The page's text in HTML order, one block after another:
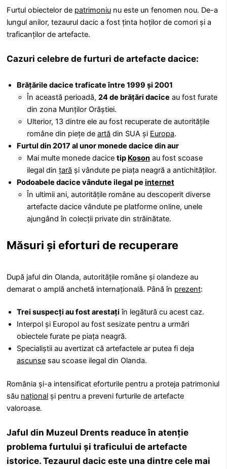
Furtul obiectelor de patrimoniu nu este un fenomen nou. De-a
lungul anilor, tezaurul dacic a fost ținta hoților de comori și a
traficanților de artefacte.
Cazuri celebre de furturi de artefacte dacice:
Brățările dacice traficate între 1999 și 2001
În această perioadă, 24 de brățări dacice au fost furate
din zona Munților Orăștiei.
Ulterior, 13 dintre ele au fost recuperate de autoritățile
române din piețe de artă din SUA și Europa.
Furtul din 2017 al unor monede dacice din aur
Mai multe monede dacice tip Koson au fost scoase
ilegal din țară și vândute pe piața neagră a antichităților.
Podoabele dacice vândute ilegal pe internet
În ultimii ani, autoritățile române au descoperit diverse
artefacte dacice vândute pe platforme online, unele
ajungând în colecții private din străinătate.
Măsuri și eforturi de recuperare
După jaful din Olanda, autoritățile române și olandeze au
demarat o amplă anchetă internațională. Până în prezent:
Trei suspecți au fost arestați în legătură cu acest caz.
Interpol și Europol au fost sesizate pentru a urmări
obiectele furate pe piața neagră.
Specialiștii au avertizat că artefactele ar putea fi deja
ascunse sau scoase ilegal din Olanda.
România și-a intensificat eforturile pentru a proteja patrimoniul
său național și pentru a preveni furturile de artefacte
valoroase.
Jaful din Muzeul Drents readuce în atenție
problema furtului și traficului de artefacte
istorice. Tezaurul dacic este una dintre cele mai